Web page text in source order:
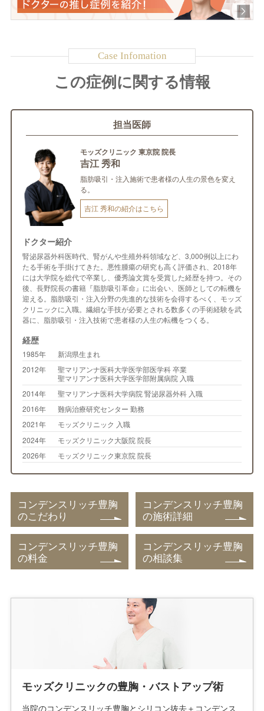
この症例に関する情報
担当医師
モッズクリニック 東京院 院長
吉江 秀和
脂肪吸引・注入施術で患者様の人生の景色を変え
る。
吉江 秀和の紹介はこちら
ドクター紹介
腎泌尿器外科医時代、腎がんや生殖外科領域など、3,000例以上にわ
たる手術を手掛けてきた。悪性腫瘍の研究も高く評価され、2018年
には大学院を総代で卒業し、優秀論文賞を受賞した経歴を持つ。その
後、長野院長の書籍『脂肪吸引革命』に出会い、医師としての転機を
迎える。脂肪吸引・注入分野の先進的な技術を会得するべく、モッズ
クリニックに入職。繊細な手技が必要とされる数多くの手術経験を武
器に、脂肪吸引・注入技術で患者様の人生の転機をつくる。
経歴
1985年
新潟県生まれ
2012年
聖マリアンナ医科大学医学部医学科 卒業
聖マリアンナ医科大学医学部附属病院 入職
2014年
聖マリアンナ医科大学病院 腎泌尿器外科 入職
2016年
難病治療研究センター 勤務
2021年
モッズクリニック 入職
2024年
モッズクリニック大阪院 院長
2026年
モッズクリニック東京院 院長
コンデンスリッチ豊胸
のこだわり
コンデンスリッチ豊胸
の施術詳細
コンデンスリッチ豊胸
の料金
コンデンスリッチ豊胸
の相談集
モッズクリニックの豊胸・バストアップ術
当院のコンデンスリッチ豊胸とシリコン抜去＋コンデンス